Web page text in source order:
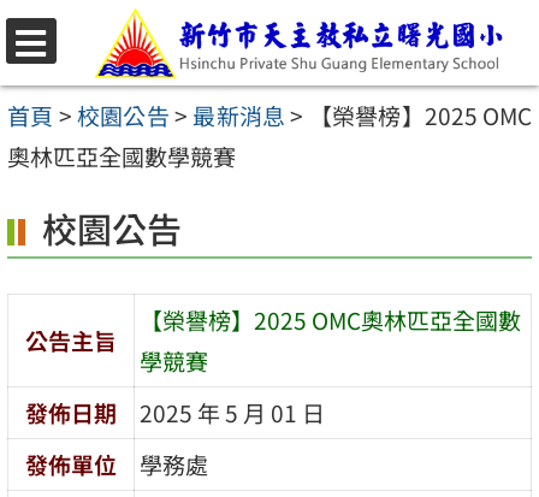
跳
至
主
要
容
區
選
單
首頁 >校園公告> 最新消息>
【榮譽榜】2025 OMC
奧林匹亞全國數學競賽
校園公告
公告主旨
【榮譽榜】2025 OMC奧林匹亞全國數
學競賽
發佈日期
2025 年 5 月 01 日
發佈單位
學務處